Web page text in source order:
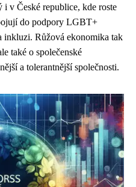
i v České republice, kde roste
do podpory LGBT+
inkluzi. Růžová ekonomika tak
také o společenské
a tolerantnější společnosti.